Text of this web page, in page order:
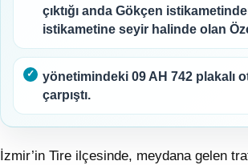
çıktığı anda Gökçen
istikametine seyir halinde olan
yönetimindeki 09 AH 742 plakalı
çarpıştı.
İzmir’in Tire ilçesinde, meydana gelen